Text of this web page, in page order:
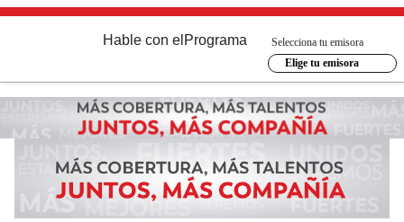
Hable con el Programa
Selecciona tu emisora
Elige tu emisora